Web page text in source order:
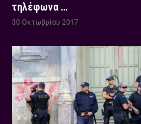
τηλέφωνα …
30 Οκτωβρίου 2017